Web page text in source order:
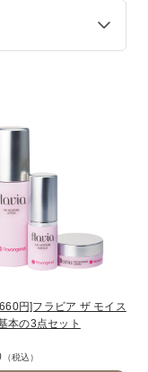
円]フラビア ザ モイス
本の3点セット
（税込）